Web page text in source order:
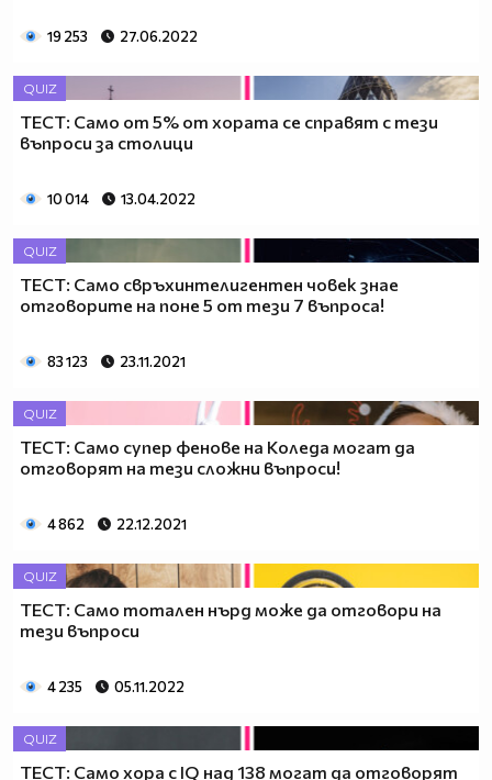
19 253 27.06.2022
QUIZ
ТЕСТ: Само от 5% от хората се справят с тези
въпроси за столици
10 014 13.04.2022
QUIZ
ТЕСТ: Само свръхинтелигентен човек знае
отговорите на поне 5 от тези 7 въпроса!
83 123 23.11.2021
QUIZ
ТЕСТ: Само супер фенове на Коледа могат да
отговорят на тези сложни въпроси!
4 862 22.12.2021
QUIZ
ТЕСТ: Само тотален нърд може да отговори на
тези въпроси
4 235 05.11.2022
QUIZ
ТЕСТ: Само хора с IQ над 138 могат да отговорят